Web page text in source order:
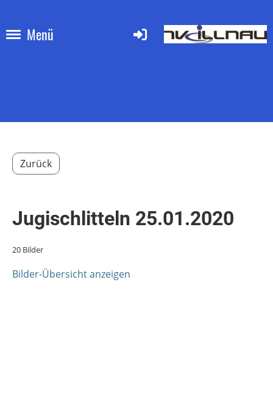
Menü
Zurück
Jugischlitteln 25.01.2020
20 Bilder
Bilder-Übersicht anzeigen